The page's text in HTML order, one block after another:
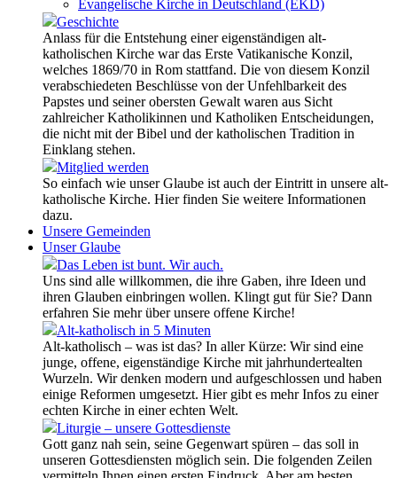
Evangelische Kirche in Deutschland (EKD)
Geschichte
Anlass für die Entstehung einer eigenständigen alt-
katholischen Kirche war das Erste Vatikanische Konzil,
welches 1869/70 in Rom stattfand. Die von diesem Konzil
verabschiedeten Beschlüsse von der Unfehlbarkeit des
Papstes und seiner obersten Gewalt waren aus Sicht
zahlreicher Katholikinnen und Katholiken Entscheidungen,
die nicht mit der Bibel und der katholischen Tradition in
Einklang stehen.
Mitglied werden
So einfach wie unser Glaube ist auch der Eintritt in unsere alt-
katholische Kirche. Hier finden Sie weitere Informationen
dazu.
Unsere Gemeinden
Unser Glaube
Das Leben ist bunt. Wir auch.
Uns sind alle willkommen, die ihre Gaben, ihre Ideen und
ihren Glauben einbringen wollen. Klingt gut für Sie? Dann
erfahren Sie mehr über unsere offene Kirche!
Alt-katholisch in 5 Minuten
Alt-katholisch – was ist das? In aller Kürze: Wir sind eine
junge, offene, eigenständige Kirche mit jahrhundertealten
Wurzeln. Wir denken modern und aufgeschlossen und haben
einige Reformen umgesetzt. Hier gibt es mehr Infos zu einer
echten Kirche in einer echten Welt.
Liturgie – unsere Gottesdienste
Gott ganz nah sein, seine Gegenwart spüren – das soll in
unseren Gottesdiensten möglich sein. Die folgenden Zeilen